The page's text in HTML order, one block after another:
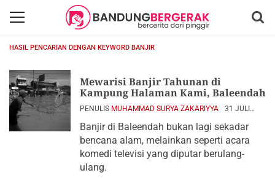
HASIL PENCARIAN DENGAN KEYWORD BANJIR
Mewarisi Banjir Tahunan di
Kampung Halaman Kami, Baleendah
PENULIS MUHAMMAD SURYA ZAKARIYYA
31 JULI
Banjir di Baleendah bukan lagi sekadar
bencana alam, melainkan seperti acara
komedi televisi yang diputar berulang-
ulang.